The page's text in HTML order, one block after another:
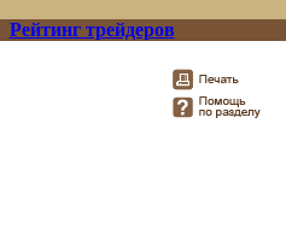
Рейтинг трейдеров